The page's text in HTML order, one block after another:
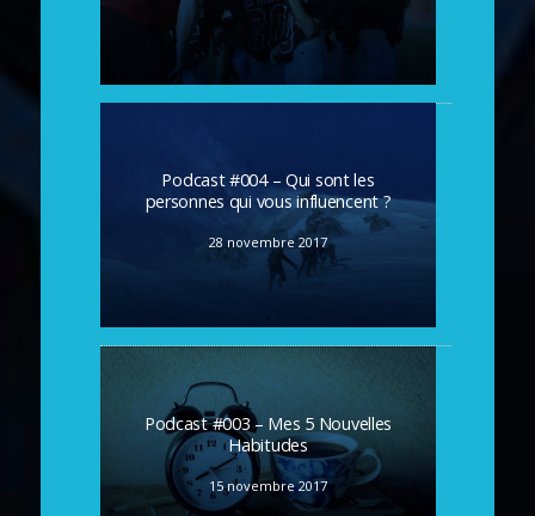
Podcast #004 – Qui sont les
personnes qui vous influencent ?
28 novembre 2017
Podcast #003 – Mes 5 Nouvelles
Habitudes
15 novembre 2017